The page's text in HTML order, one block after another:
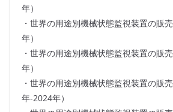
年）
・世界の用途別機械状態監視装置の販
年）
・世界の用途別機械状態監視装置の販
年）
・世界の用途別機械状態監視装置の販
年-2024年）